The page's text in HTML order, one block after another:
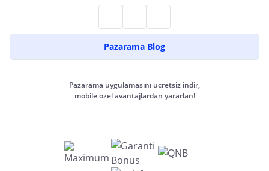
Pazarama Blog
Pazarama uygulamasını ücretsiz indir,
mobile özel avantajlardan yararlan!